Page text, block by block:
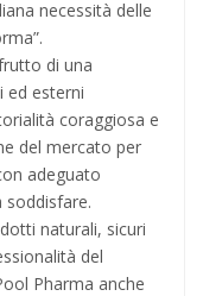
necessità delle
di una
ed esterni
coraggiosa e
del mercato per
adeguato
soddisfare.
naturali, sicuri
del
Pharma anche